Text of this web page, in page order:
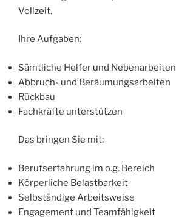
Vollzeit.
Ihre Aufgaben:
Sämtliche Helfer und Nebenarbeiten
Abbruch- und Beräumungsarbeiten
Rückbau
Fachkräfte unterstützen
Das bringen Sie mit:
Berufserfahrung im o.g. Bereich
Körperliche Belastbarkeit
Selbständige Arbeitsweise
Engagement und Teamfähigkeit